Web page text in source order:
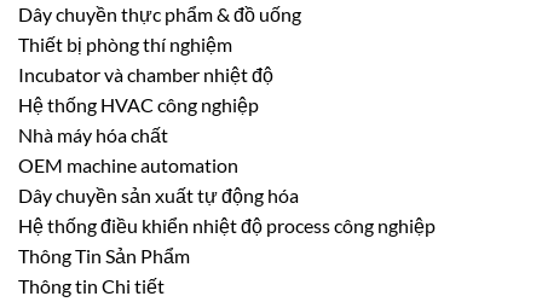
Dây chuyền thực phẩm & đồ uống
Thiết bị phòng thí nghiệm
Incubator và chamber nhiệt độ
Hệ thống HVAC công nghiệp
Nhà máy hóa chất
OEM machine automation
Dây chuyền sản xuất tự động hóa
Hệ thống điều khiển nhiệt độ process công nghiệp
Thông Tin Sản Phẩm
Thông tin Chi tiết